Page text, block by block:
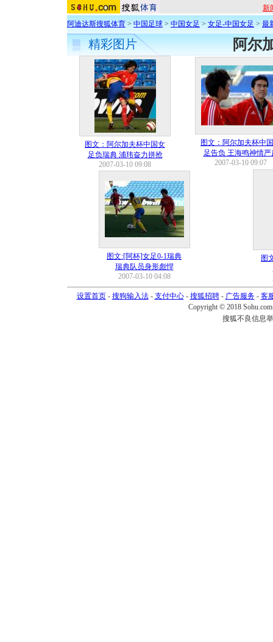
新
阿迪达斯搜狐体育 > 中国足球 > 中国女足 > 女足-中国女足 > 最
精彩图片 阿尔
图文：阿尔加夫杯中国女
足负瑞典 浦玮奋力拼抢
2007-03-10 09:08
图文：阿尔加夫杯中
足告负 王海鸣神情严
2007-03-10 09:07
图文:[阿杯]女足0-1瑞典
瑞典队员身形彪悍
2007-03-10 04:08
图
设置首页- 搜狗输入法- 支付中心- 搜狐招聘- 广告服务- 客
Copyright © 2018
搜狐不良信息